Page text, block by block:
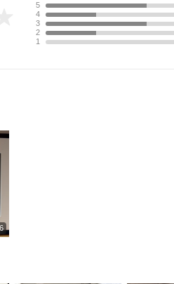
5
4
3
2
1